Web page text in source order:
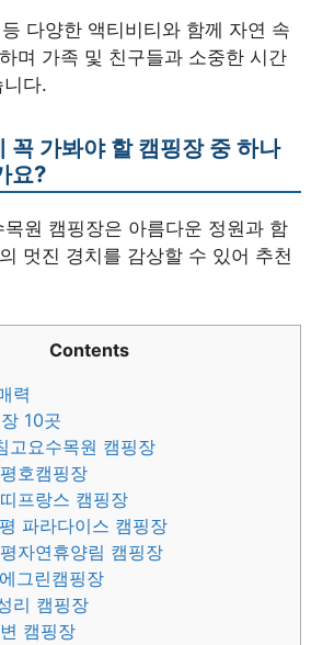
다양한 액티비티와 함께 자연 속
며 가족 및 친구들과 소중한 시간
다.
꼭 가봐야 할 캠핑장 중 하나
요?
원 캠핑장은 아름다운 정원과 함
멋진 경치를 감상할 수 있어 추천
Contents
력
10곳
고요수목원 캠핑장
호캠핑장
프랑스 캠핑장
파라다이스 캠핑장
자연휴양림 캠핑장
그린캠핑장
리 캠핑장
캠핑장